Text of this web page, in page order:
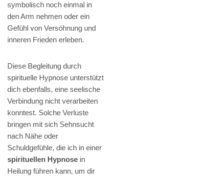
symbolisch noch einmal in
den Arm nehmen oder ein
Gefühl von Versöhnung und
inneren Frieden erleben.
Diese Begleitung durch
spirituelle Hypnose unterstützt
dich ebenfalls, eine seelische
Verbindung nicht verarbeiten
konntest. Solche Verluste
bringen mit sich Sehnsucht
nach Nähe oder
Schuldgefühle, die ich in einer
spirituellen Hypnose in
Heilung führen kann, um dir